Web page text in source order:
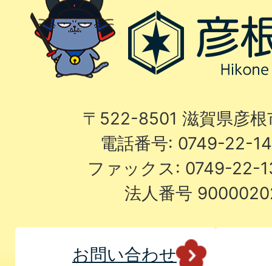
〒522-8501 滋賀県彦
電話番号: 0749-22-
ファックス: 0749-22-
法人番号
お問い合わせ